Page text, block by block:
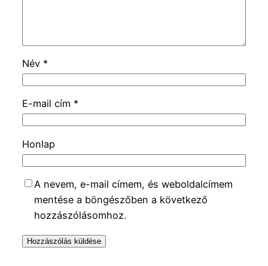
Név *
E-mail cím *
Honlap
A nevem, e-mail címem, és weboldalcímem
mentése a böngészőben a következő
hozzászólásomhoz.